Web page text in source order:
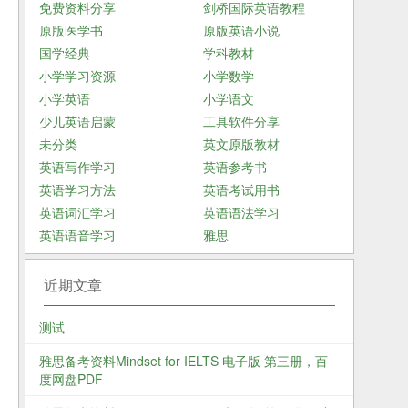
免费资料分享
剑桥国际英语教程
原版医学书
原版英语小说
国学经典
学科教材
小学学习资源
小学数学
小学英语
小学语文
少儿英语启蒙
工具软件分享
未分类
英文原版教材
英语写作学习
英语参考书
英语学习方法
英语考试用书
英语词汇学习
英语语法学习
英语语音学习
雅思
近期文章
测试
雅思备考资料Mindset for IELTS 电子版 第三册，百
度网盘PDF